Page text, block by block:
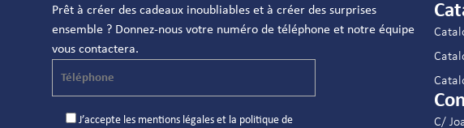
Prêt à créer des cadeaux inoubliables et à créer des surprises
ensemble ? Donnez-nous votre numéro de téléphone et notre équipe
vous contactera.
J’accepte les mentions légaleset la politique de
C/